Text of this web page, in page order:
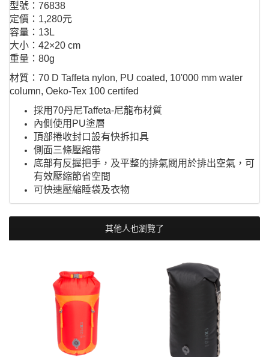
型號：76838
定價：​1,280元
容量：13L
大小：42×20 cm
重量：80g
材質：70 D Taffeta nylon, PU coated, 10'000 mm water
column, Oeko-Tex 100 certifed
採用70丹尼Taffeta-尼龍布材質
內側使用PU塗層
頂部捲收封口設有快拆扣具
側面三條壓縮帶
底部有反握把手，及平整的排氣閥用於排出空氣，可
有效壓縮節省空間
可快速壓縮睡袋及衣物
其他人也瀏覽了